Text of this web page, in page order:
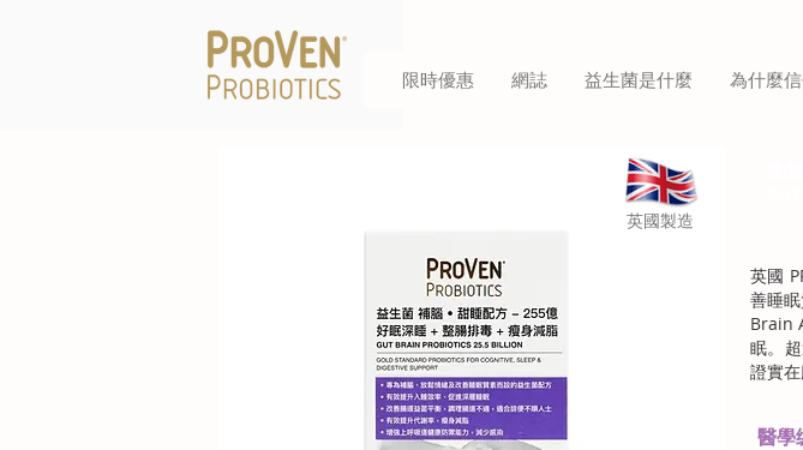
限時優惠 網誌 益生菌是什麼 為什麼
​英國製造
英國
善睡
Brain
眠。
證實
醫學